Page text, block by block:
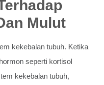
Mulut
kekebalan tubuh. Ketika
seperti kortisol
kekebalan tubuh,